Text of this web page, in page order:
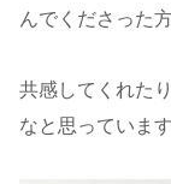
んでくださった
共感してくれた
なと思っています